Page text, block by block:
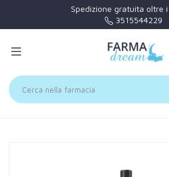
Spedizione gratuita oltre i
3515544229